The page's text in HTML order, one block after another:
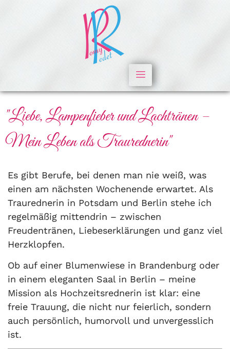
"Liebe, Lampenfieber und Lachtränen –
Mein Leben als Traurednerin"
Es gibt Berufe, bei denen man nie weiß, was
einen am nächsten Wochenende erwartet. Als
Traurednerin in Potsdam und Berlin stehe ich
regelmäßig mittendrin – zwischen
Freudentränen, Liebeserklärungen und ganz viel
Herzklopfen.
Ob auf einer Blumenwiese in Brandenburg oder
in einem eleganten Saal in Berlin – meine
Mission als Hochzeitsrednerin ist klar: eine
freie Trauung, die nicht nur feierlich, sondern
auch persönlich, humorvoll und unvergesslich
ist.